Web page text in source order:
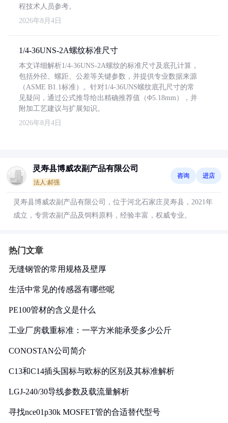
程技术人员参考。
2026年8月4日
1/4-36UNS-2A螺纹标准尺寸
本文详细解析1/4-36UNS-2A螺纹的标准尺寸及底孔计算，
包括外径、螺距、公差等关键参数，并提供专业数据来源
（ASME B1.1标准）。针对1/4-36UNS螺纹底孔尺寸的常
见疑问，通过公式推导给出精确推荐值（Φ5.18mm），并
附加工艺建议与扩展知识。
2026年8月4日
灵寿县博威农副产品有限公司
法人:郝强
咨询 进店
灵寿县博威农副产品有限公司，位于河北石家庄灵寿县，2021年
成立，专营农副产品及饲料原料，经验丰富，权威专业。
热门文章
无缝钢管的常用规格及壁厚
生活中常见的传感器有哪些呢
PE100管材的含义是什么
工业厂房载重标准：一平方米能承受多少公斤
CONOSTAN公司简介
C13和C14插头国标与欧标的区别及其标准解析
LGJ-240/30导线参数及载流量解析
寻找nce01p30k MOSFET管的合适替代型号